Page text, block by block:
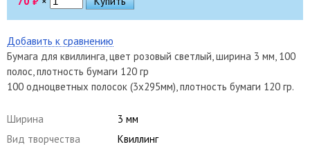
Добавить к сравнению
Бумага для квиллинга, цвет розовый светлый, ширина 3 мм, 100
полос, плотность бумаги 120 гр
100 одноцветных полосок (3х295мм), плотность бумаги 120 гр.
Ширина
3 мм
Вид творчества
Квиллинг